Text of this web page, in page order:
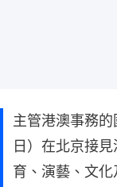
主管港澳事務
日）在北京接
育、演藝、文